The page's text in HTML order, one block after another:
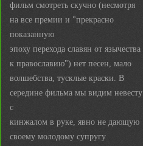
фильм смотреть скучно (несмотря
на все премии и "прекрасно
показанную
эпоху перехода славян от язычества
к православию") нет песен, мало
волшебства, тусклые краски. В
середине фильма мы видим невесту
с
кинжалом в руке, явно не дающую
своему молодому супругу